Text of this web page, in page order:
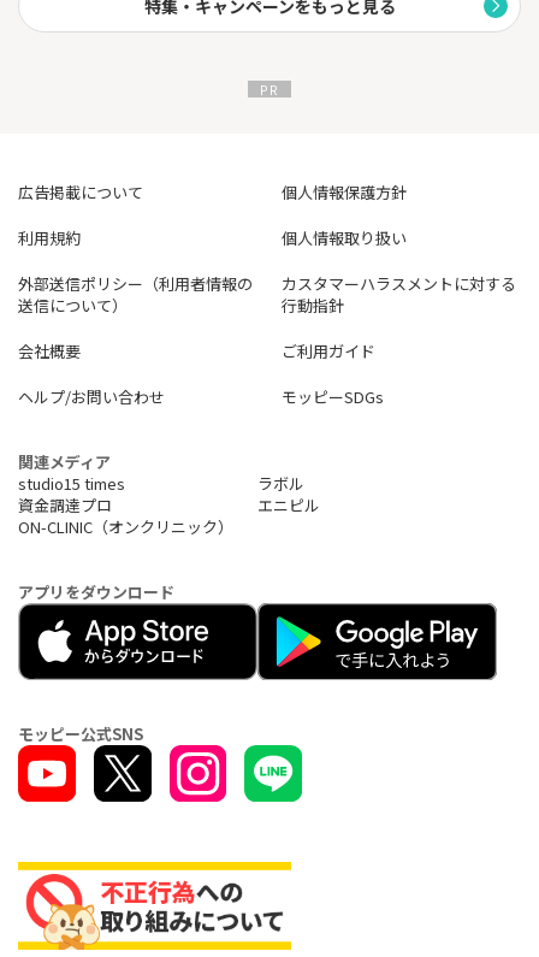
特集・キャンペーンをもっと見る
広告掲載について
個人情報保護方針
利用規約
個人情報取り扱い
外部送信ポリシー（利用者情報の
送信について）
カスタマーハラスメントに対する
行動指針
会社概要
ご利用ガイド
ヘルプ/お問い合わせ
モッピーSDGs
関連メディア
studio15 times
ラボル
資金調達プロ
エニピル
ON-CLINIC（オンクリニック）
アプリをダウンロード
モッピー公式SNS